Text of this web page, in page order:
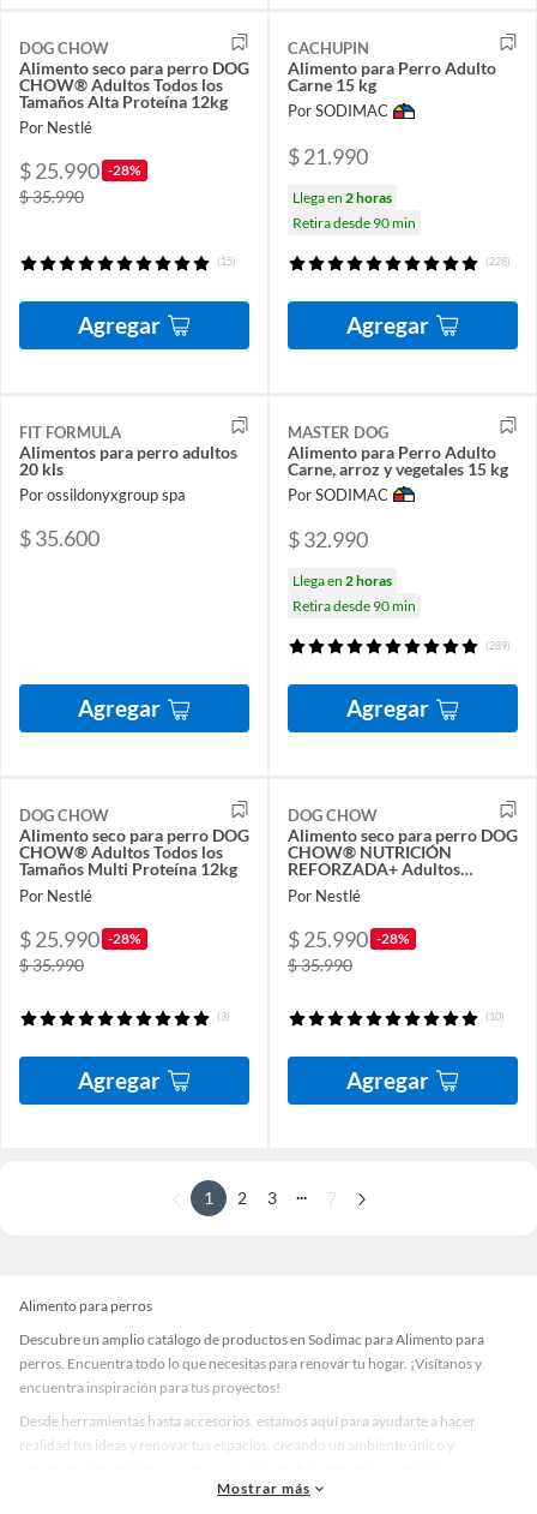
DOG CHOW
Alimento seco para perro DOG
CHOW® Adultos Todos los
Tamaños Alta Proteína 12kg
Por Nestlé
$ 25.990 -28%
$ 35.990
(15)
Agregar
CACHUPIN
Alimento para Perro Adulto
Carne 15 kg
Por SODIMAC
$ 21.990
Llega en 2 horas
Retira desde 90 min
(228)
Agregar
FIT FORMULA
Alimentos para perro adultos
20 kls
Por ossildonyxgroup spa
$ 35.600
Agregar
MASTER DOG
Alimento para Perro Adulto
Carne, arroz y vegetales 15 kg
Por SODIMAC
$ 32.990
Llega en 2 horas
Retira desde 90 min
(289)
Agregar
DOG CHOW
Alimento seco para perro DOG
CHOW® Adultos Todos los
Tamaños Multi Proteína 12kg
Por Nestlé
$ 25.990 -28%
$ 35.990
(3)
Agregar
DOG CHOW
Alimento seco para perro DOG
CHOW® NUTRICIÓN
REFORZADA+ Adultos
medianos y Grandes Carne y
Pollo 12kg
Por Nestlé
$ 25.990 -28%
$ 35.990
(10)
Agregar
1 2 3 ... 7
Alimento para perros
Descubre un amplio catálogo de productos en Sodimac para Alimento para
perros. Encuentra todo lo que necesitas para renovar tu hogar. ¡Visítanos y
encuentra inspiración para tus proyectos!
Desde herramientas hasta accesorios, estamos aquí para ayudarte a hacer
realidad tus ideas y renovar tus espacios, creando un ambiente único y
accesorios de calidad que te ayudarán a crear un espacio más tú.
Mostrar más